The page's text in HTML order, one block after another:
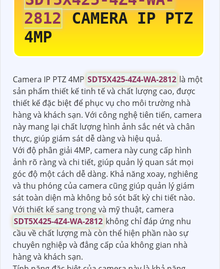
2812 CAMERA IP PTZ
4MP
Camera IP PTZ 4MP SDT5X425-4Z4-WA-2812 là một
sản phẩm thiết kế tinh tế và chất lượng cao, được
thiết kế đặc biệt để phục vụ cho môi trường nhà
hàng và khách sạn. Với công nghệ tiên tiến, camera
này mang lại chất lượng hình ảnh sắc nét và chân
thực, giúp giám sát dễ dàng và hiệu quả.
Với độ phân giải 4MP, camera này cung cấp hình
ảnh rõ ràng và chi tiết, giúp quản lý quan sát mọi
góc độ một cách dễ dàng. Khả năng xoay, nghiêng
và thu phóng của camera cũng giúp quản lý giám
sát toàn diện mà không bỏ sót bất kỳ chi tiết nào.
Với thiết kế sang trọng và mỹ thuật, camera
SDT5X425-4Z4-WA-2812 không chỉ đáp ứng nhu
cầu về chất lượng mà còn thể hiện phần nào sự
chuyên nghiệp và đẳng cấp của không gian nhà
hàng và khách sạn.